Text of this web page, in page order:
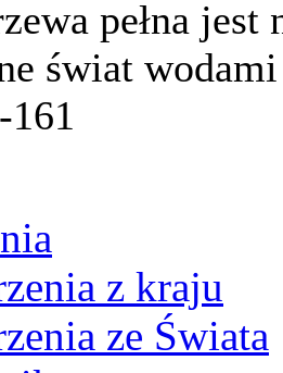
pełna
świat
z kraju
ze Świata